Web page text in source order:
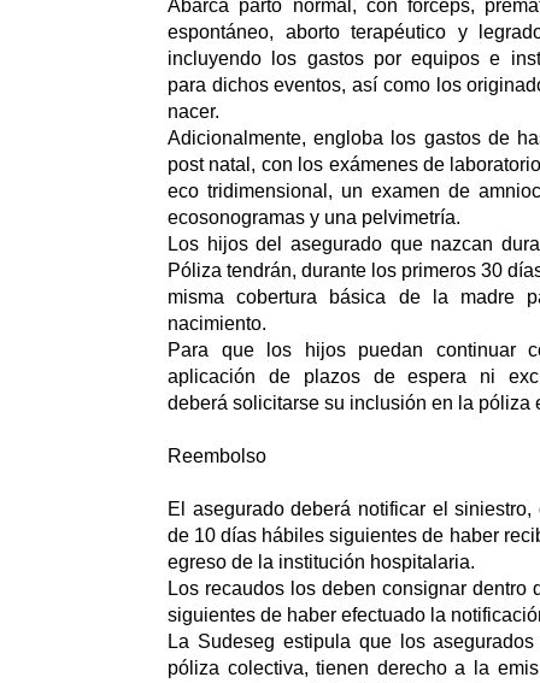
Abarca parto normal, con fórceps,
espontáneo, aborto terapéutico y
incluyendo los gastos por equipos e
para dichos eventos, así como los
nacer.
Adicionalmente, engloba los gastos de
post natal, con los exámenes de
eco tridimensional, un examen de
ecosonogramas y una pelvimetría.
Los hijos del asegurado que nazcan
Póliza tendrán, durante los primeros 30
misma cobertura básica de la madre
nacimiento.
Para que los hijos puedan continuar
aplicación de plazos de espera ni
deberá solicitarse su inclusión en la póliza
Reembolso
El asegurado deberá notificar el
de 10 días hábiles siguientes de haber
egreso de la institución hospitalaria.
Los recaudos los deben consignar dentro
siguientes de haber efectuado la
La Sudeseg estipula que los
póliza colectiva, tienen derecho a la